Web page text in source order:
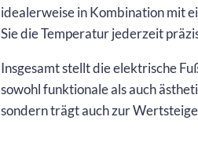
idealerweise in Kombination mit
Sie die Temperatur jederzeit
Insgesamt stellt die elektrische
sowohl funktionale als auch
sondern trägt auch zur